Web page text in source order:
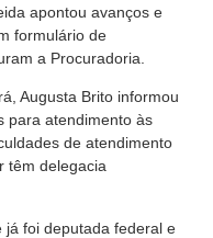
apontou avanços e
formulário de
a Procuradoria.
Augusta Brito informou
para atendimento às
de atendimento
têm delegacia
já foi deputada federal e